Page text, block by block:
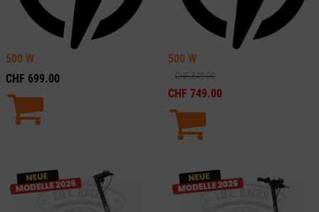
500 W
CHF 699.00
500 W
CHF849.00
CHF 749.00